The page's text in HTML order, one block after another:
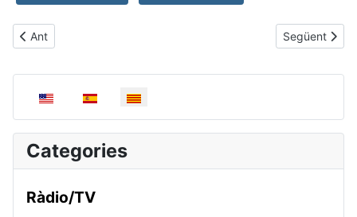
Article anterior: Catalunya a taula
Ant Article
Següent
Seleccioni el seu idioma
Categories
Ràdio/TV